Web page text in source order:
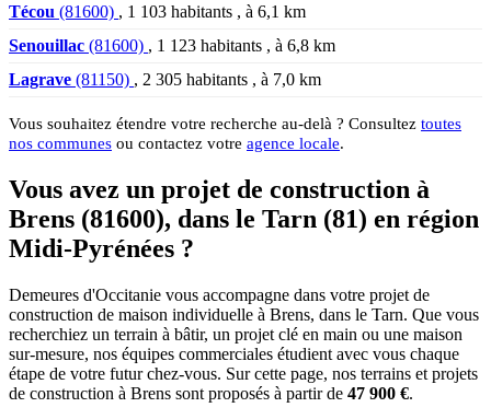
Técou (81600) , 1 103 habitants , à 6,1 km
Senouillac (81600) , 1 123 habitants , à 6,8 km
Lagrave (81150) , 2 305 habitants , à 7,0 km
Vous souhaitez étendre votre recherche au-delà ? Consultez toutes
nos communes ou contactez votre agence locale.
Vous avez un projet de construction à
Brens (81600), dans le Tarn (81) en région
Midi-Pyrénées ?
Demeures d'Occitanie vous accompagne dans votre projet de
construction de maison individuelle à Brens, dans le Tarn. Que vous
recherchiez un terrain à bâtir, un projet clé en main ou une maison
sur-mesure, nos équipes commerciales étudient avec vous chaque
étape de votre futur chez-vous. Sur cette page, nos terrains et projets
de construction à Brens sont proposés à partir de 47 900 €.